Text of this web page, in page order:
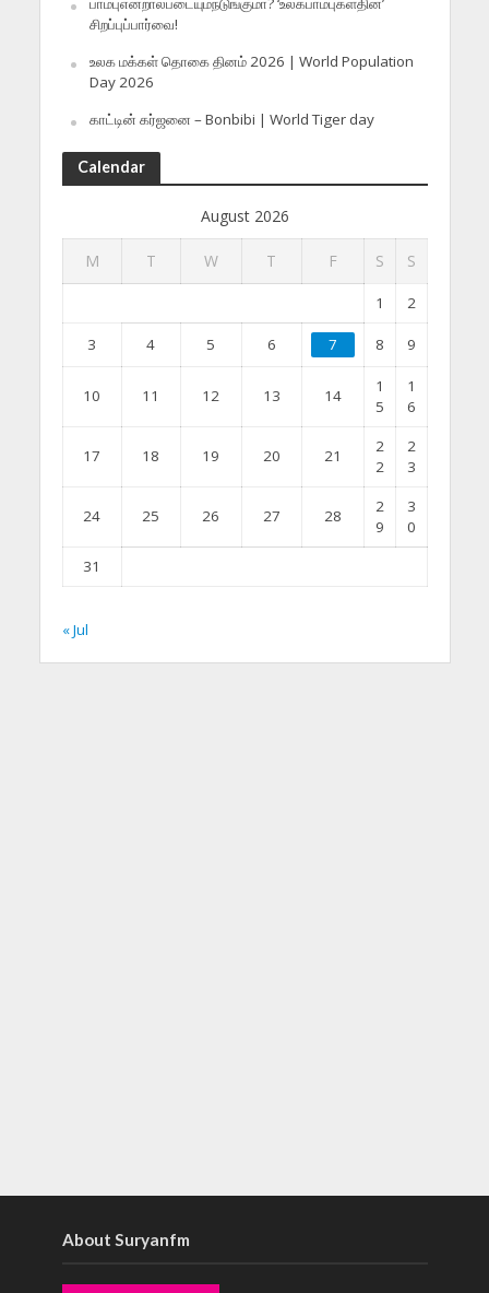
சிறப்புப்பார்வை!
உலக மக்கள் தொகை தினம் 2026 | World Population
Day 2026
காட்டின் கர்ஜனை – Bonbibi | World Tiger day
Calendar
August 2026
M T W T F S S
1 2
3 4 5 6 7 8 9
10 11 12 13 14
1
5
1
6
17 18 19 20 21
2
2
2
3
24 25 26 27 28
2
9
3
0
31
« Jul
About Suryanfm